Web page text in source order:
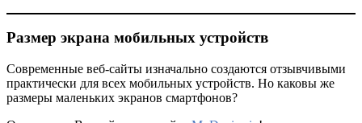
Размер экрана мобильных устройств
Современные веб-сайты изначально создаются отзывчивыми
практически для всех мобильных устройств. Но каковы же
размеры маленьких экранов смартфонов?